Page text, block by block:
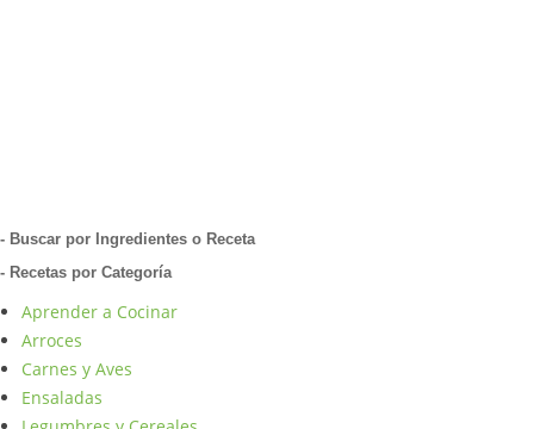
- Buscar por Ingredientes o Receta
- Recetas por Categoría
Aprender a Cocinar
Arroces
Carnes y Aves
Ensaladas